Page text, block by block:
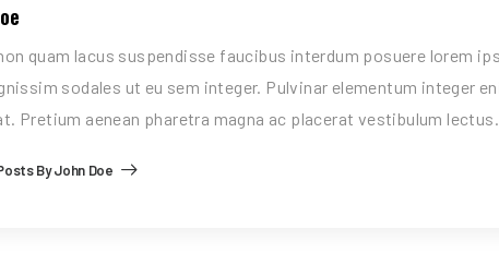
quam lacus suspendisse faucibus interdum posuere lorem
sodales ut eu sem integer. Pulvinar elementum integer
Pretium aenean pharetra magna ac placerat vestibulum lectus.
By John Doe